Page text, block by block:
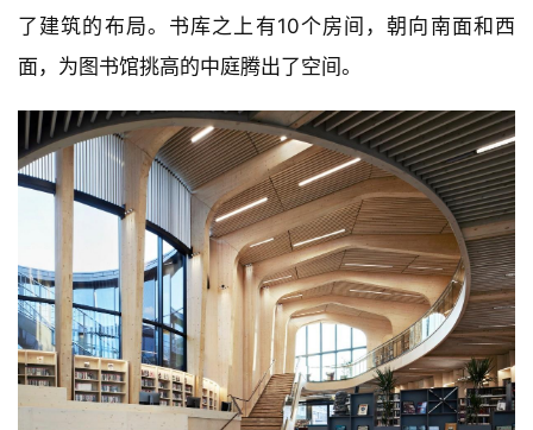
了建筑的布局。书库之上有10个房间，朝向南面和西
面，为图书馆挑高的中庭腾出了空间。